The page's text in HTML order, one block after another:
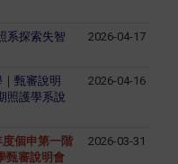
系探索失智
2026-04-17
｜甄審說明
照護學系說
2026-04-16
個申第一階
甄審說明會
2026-03-31